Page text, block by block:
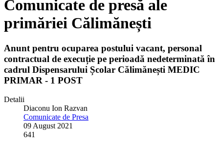
Comunicate de presă ale
primăriei Călimănești
Anunt pentru ocuparea postului vacant, personal
contractual de execuție pe perioadă nedeterminată în
cadrul Dispensarului Școlar Călimănești MEDIC
PRIMAR - 1 POST
Detalii
Diaconu Ion Razvan
Comunicate de Presa
09 August 2021
641